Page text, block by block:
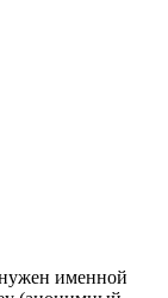
нужен именной